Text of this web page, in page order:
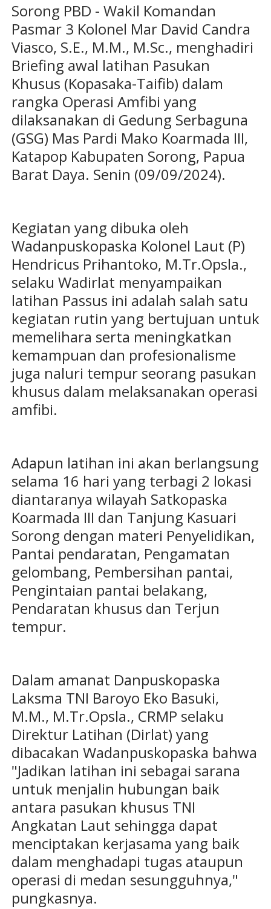
Sorong PBD - Wakil Komandan
Pasmar 3 Kolonel Mar David Candra
Viasco, S.E., M.M., M.Sc., menghadiri
Briefing awal latihan Pasukan
Khusus (Kopasaka-Taifib) dalam
rangka Operasi Amfibi yang
dilaksanakan di Gedung Serbaguna
(GSG) Mas Pardi Mako Koarmada III,
Katapop Kabupaten Sorong, Papua
Barat Daya. Senin (09/09/2024).
Kegiatan yang dibuka oleh
Wadanpuskopaska Kolonel Laut (P)
Hendricus Prihantoko, M.Tr.Opsla.,
selaku Wadirlat menyampaikan
latihan Passus ini adalah salah satu
kegiatan rutin yang bertujuan untuk
memelihara serta meningkatkan
kemampuan dan profesionalisme
juga naluri tempur seorang pasukan
khusus dalam melaksanakan operasi
amfibi.
Adapun latihan ini akan berlangsung
selama 16 hari yang terbagi 2 lokasi
diantaranya wilayah Satkopaska
Koarmada III dan Tanjung Kasuari
Sorong dengan materi Penyelidikan,
Pantai pendaratan, Pengamatan
gelombang, Pembersihan pantai,
Pengintaian pantai belakang,
Pendaratan khusus dan Terjun
tempur.
Dalam amanat Danpuskopaska
Laksma TNI Baroyo Eko Basuki,
M.M., M.Tr.Opsla., CRMP selaku
Direktur Latihan (Dirlat) yang
dibacakan Wadanpuskopaska bahwa
"Jadikan latihan ini sebagai sarana
untuk menjalin hubungan baik
antara pasukan khusus TNI
Angkatan Laut sehingga dapat
menciptakan kerjasama yang baik
dalam menghadapi tugas ataupun
operasi di medan sesungguhnya,"
pungkasnya.